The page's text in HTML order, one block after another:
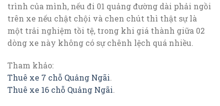
trình của mình, nếu đi 01 quảng đường dài phải ngồi
trên xe nếu chật chội và chen chút thì thật sự là
một trải nghiệm tồi tệ, trong khi giá thành giữa 02
dòng xe này không có sự chênh lệch quá nhiều.
Tham khảo:
Thuê xe 7 chỗ Quảng Ngãi.
Thuê xe 16 chỗ Quảng Ngãi.